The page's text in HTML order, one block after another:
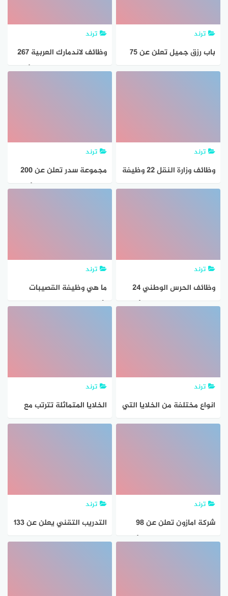
ترند
باب رزق جميل تعلن عن 75
وظيفة في الرياض وجدة
ترند
وظائف لاندمارك العربية 267
وظيفة لحملة الثانوية فأعلي
ترند
وظائف وزارة النقل 22 وظيفة
إدارية وتقنية عبر برنامج
ترند
مجموعة سدر تعلن عن 200
وظيفة لحملة الكفاءة فأعلي
ترند
وظائف الحرس الوطني 24
وظيفة لحملة الكفاءة فأعلي
ترند
ما هي وظيفة القصيبات
الأساسية
ترند
انواع مختلفة من الخلايا التي
تشترك مع بعضها لتكون
ترند
الخلايا المتماثلة تترتب مع
بعضها وتتضافر فى اداء
ترند
شركة امازون تعلن عن 98
وظيفة لحملة الثانوية فأعلي
ترند
التدريب التقني يعلن عن 133
وظيفة إدارية وفنية